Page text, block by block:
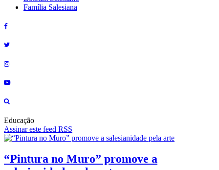
Família Salesiana
Educação
Assinar este feed RSS
“Pintura no Muro” promove a